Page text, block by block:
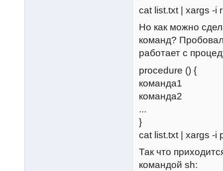
cat list.txt | xargs -i
Но как можно
команд?
работает с
procedure () {
команда1
команда2
...
}
cat list.txt | xargs -i
Так что
командой sh: